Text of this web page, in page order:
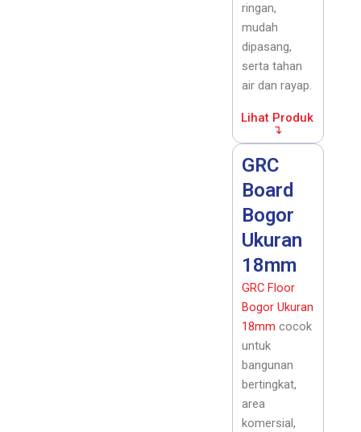
ringan,
mudah
dipasang,
serta tahan
air dan rayap.
Lihat Produk
↴
GRC
Board
Bogor
Ukuran
18mm
GRC Floor
Bogor Ukuran
18mm cocok
untuk
bangunan
bertingkat,
area
komersial,